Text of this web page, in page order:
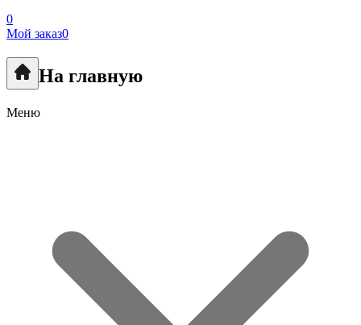
0
Мой заказ0
На главную
Меню